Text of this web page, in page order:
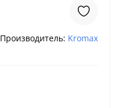
Производитель: Kromax